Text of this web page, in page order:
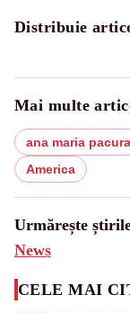
Distribuie
Mai multe
ana maria
America
Urmărește
News
CELE MAI